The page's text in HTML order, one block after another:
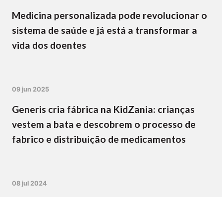
Medicina personalizada pode revolucionar o
sistema de saúde e já está a transformar a
vida dos doentes
09 jun 2025
Generis cria fábrica na KidZania: crianças
vestem a bata e descobrem o processo de
fabrico e distribuição de medicamentos
08 jul 2024